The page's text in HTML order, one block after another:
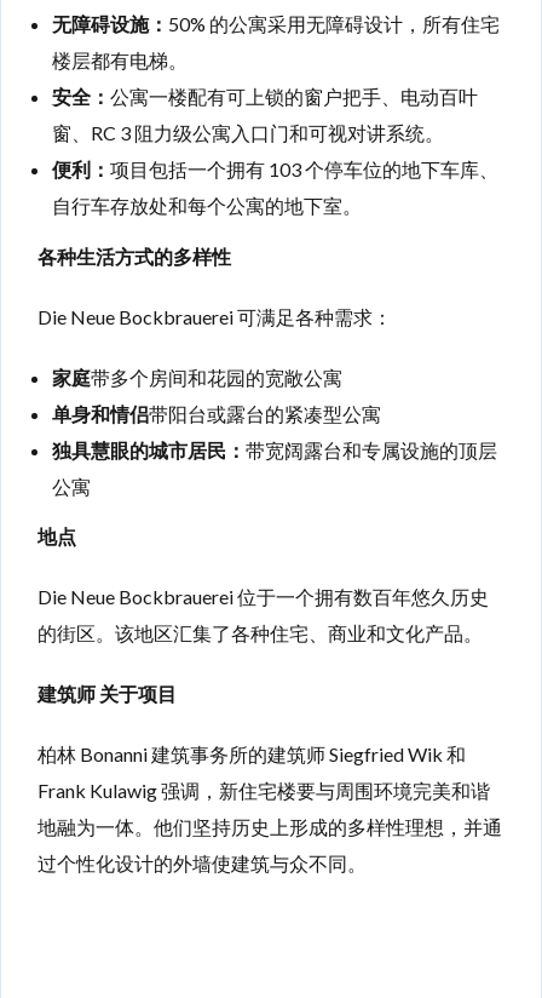
无障碍设施： 50% 的公寓采用无障碍设计，所有住宅
楼层都有电梯。
安全： 公寓一楼配有可上锁的窗户把手、电动百叶
窗、RC 3 阻力级公寓入口门和可视对讲系统。
便利： 项目包括一个拥有 103 个停车位的地下车库、
自行车存放处和每个公寓的地下室。
各种生活方式的多样性
Die Neue Bockbrauerei 可满足各种需求：
家庭带多个房间和花园的宽敞公寓
单身和情侣带阳台或露台的紧凑型公寓
独具慧眼的城市居民： 带宽阔露台和专属设施的顶层
公寓
地点
Die Neue Bockbrauerei 位于一个拥有数百年悠久历史
的街区。该地区汇集了各种住宅、商业和文化产品。
建筑师 关于项目
柏林 Bonanni 建筑事务所的建筑师 Siegfried Wik 和
Frank Kulawig 强调，新住宅楼要与周围环境完美和谐
地融为一体。他们坚持历史上形成的多样性理想，并通
过个性化设计的外墙使建筑与众不同。